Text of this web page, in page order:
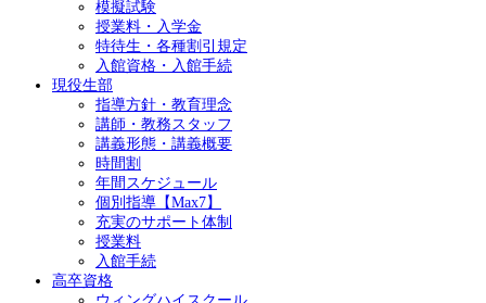
模擬試験
授業料・入学金
特待生・各種割引規定
入館資格・入館手続
現役生部
指導方針・教育理念
講師・教務スタッフ
講義形態・講義概要
時間割
年間スケジュール
個別指導【Max7】
充実のサポート体制
授業料
入館手続
高卒資格